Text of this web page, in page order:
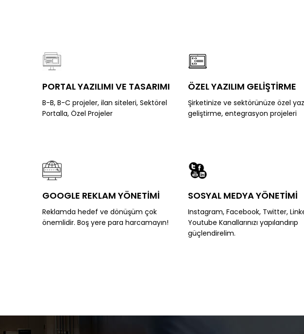
PORTAL YAZILIMI VE TASARIMI
B-B, B-C projeler, ilan siteleri, Sektörel
Portalla, Özel Projeler
ÖZEL YAZILIM GELİŞTİRME
Şirketinize ve sektörünüze özel
geliştirme, entegrasyon projeleri
GOOGLE REKLAM YÖNETİMİ
Reklamda hedef ve dönüşüm çok
önemlidir. Boş yere para harcamayın!
SOSYAL MEDYA YÖNETİMİ
Instagram, Facebook, Twitter,
Youtube Kanallarınızı yapılandırıp
güçlendirelim.